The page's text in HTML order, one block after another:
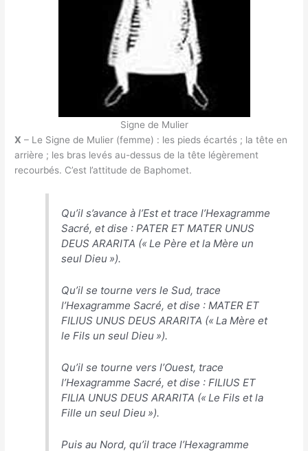
Signe de Mulier
X – Le Signe de Mulier (femme) : les pieds écartés ; la tête en
arrière ; les bras levés au-dessus de la tête légèrement
recourbés. C’est l’attitude de Baphomet.
Qu’il s’avance à l’Est et trace l’Hexagramme
Sacré, et dise : PATER ET MATER UNUS
DEUS ARARITA (« Le Père et la Mère un
seul Dieu »).
Qu’il se tourne vers le Sud, trace
l’Hexagramme Sacré, et dise : MATER ET
FILIUS UNUS DEUS ARARITA (« La Mère et
le Fils un seul Dieu »).
Qu’il se tourne vers l’Ouest, trace
l’Hexagramme Sacré, et dise : FILIUS ET
FILIA UNUS DEUS ARARITA (« Le Fils et la
Fille un seul Dieu »).
Puis au Nord, qu’il trace l’Hexagramme